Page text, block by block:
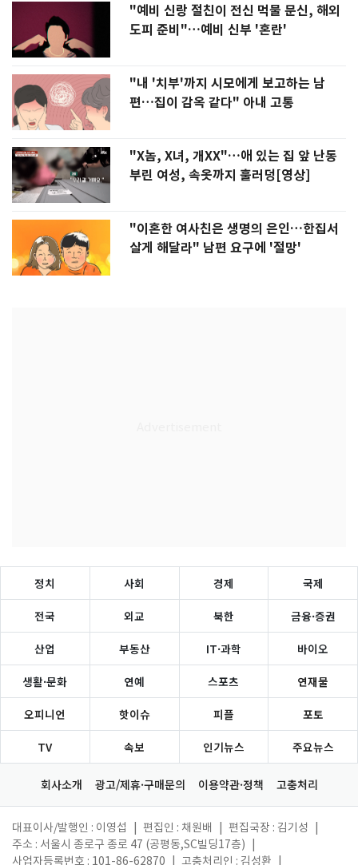
"예비 신랑 절친이 전신 먹물 문신, 해외
도피 준비"…예비 신부 '혼란'
"내 '치부'까지 시모에게 보고하는 남
편…집이 감옥 같다" 아내 고통
"X놈, X녀, 개XX"…애 있는 집 앞 난동
부린 여성, 속옷까지 훌러덩[영상]
"이혼한 여사친은 생명의 은인…한집서
살게 해달라" 남편 요구에 '절망'
정치 사회 경제 국제
전국 외교 북한 금융·증권
산업 부동산 IT·과학 바이오
생활·문화 연예 스포츠 연재물
오피니언 핫이슈 피플 포토
TV 속보 인기뉴스 주요뉴스
회사소개 광고/제휴·구매문의 이용약관·정책 고충처리
대표이사/발행인 : 이영섭 편집인 : 채원배 편집국장 : 김기성
주소 : 서울시 종로구 종로 47 (공평동,SC빌딩17층)
사업자등록번호 : 101-86-62870
고충처리인 : 김성환